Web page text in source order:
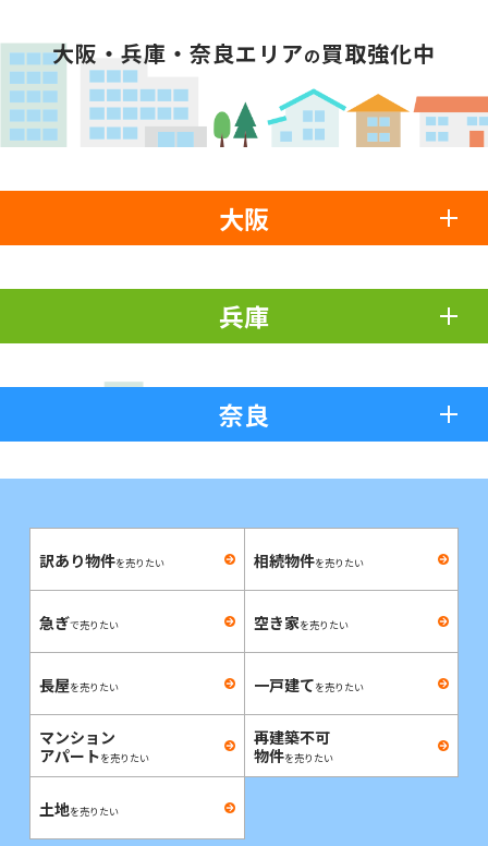
大阪・兵庫・奈良エリアの買取強化中
大阪
兵庫
奈良
訳あり物件を売りたい 相続物件を売りたい
急ぎで売りたい 空き家を売りたい
長屋を売りたい 一戸建てを売りたい
マンション
アパートを売りたい
再建築不可
物件を売りたい
土地を売りたい